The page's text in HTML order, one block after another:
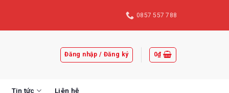
0857 557 788
Đăng nhập / Đăng ký 0₫
Tin tức Liên hệ